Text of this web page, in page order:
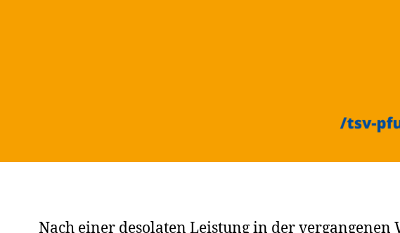
Nach einer desolaten Leistung in der vergangenen